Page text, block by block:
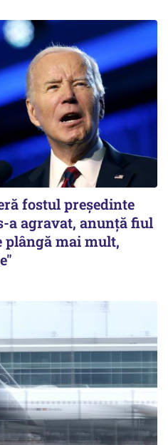
fostul preşedinte
a agravat, anunță fiul
plângă mai mult,